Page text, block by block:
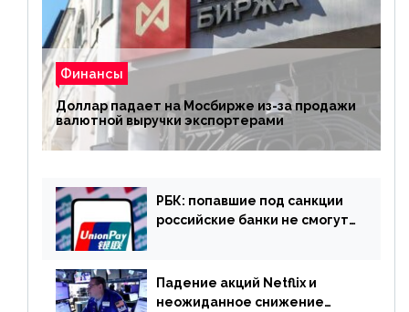
Финансы
Доллар падает на Мосбирже из-за продажи
валютной выручки экспортерами
РБК: попавшие под санкции
российские банки не смогут
Падение акций Netflix и
неожиданное снижение